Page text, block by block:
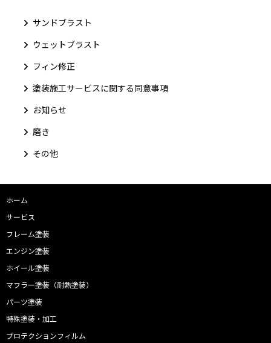
サンドブラスト
ウェットブラスト
フィン修正
塗装施工サービスに関する同意事項
お知らせ
磨き
その他
ホーム
サービス
フレーム塗装
エンジン塗装
ホイール塗装
マフラー塗装（耐熱塗装）
パーツ塗装
特殊塗装・加工
プロテクションフィルム